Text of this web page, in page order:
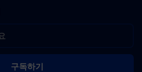
구독하기